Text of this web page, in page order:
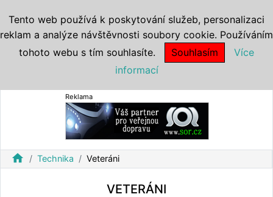
Reklama
home Technika Veteráni
VETERÁNI
Tento web používá k poskytování služeb, personalizaci
reklam a analýze návštěvnosti soubory cookie. Používáním
tohoto webu s tím souhlasíte.
Souhlasím
Více
informací